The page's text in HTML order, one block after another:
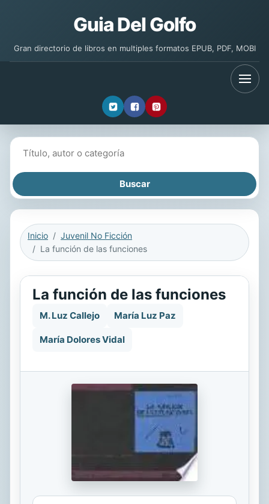
Guia Del Golfo
Gran directorio de libros en multiples formatos EPUB, PDF, MOBI
Inicio
Juvenil No Ficción
La función de las funciones
La función de las funciones
M. Luz Callejo María Luz Paz
María Dolores Vidal